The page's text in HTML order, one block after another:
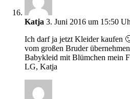
Katja 3. Juni 2016 um 15:50
Ich darf ja jetzt Kleider kaufen
vom großen Bruder
Babykleid mit Blümchen mein
LG, Katja